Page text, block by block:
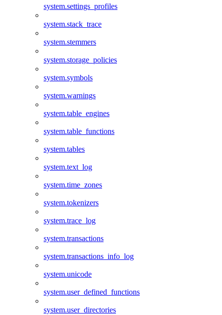
system.settings_profiles
system.stack_trace
system.stemmers
system.storage_policies
system.symbols
system.warnings
system.table_engines
system.table_functions
system.tables
system.text_log
system.time_zones
system.tokenizers
system.trace_log
system.transactions
system.transactions_info_log
system.unicode
system.user_defined_functions
system.user_directories